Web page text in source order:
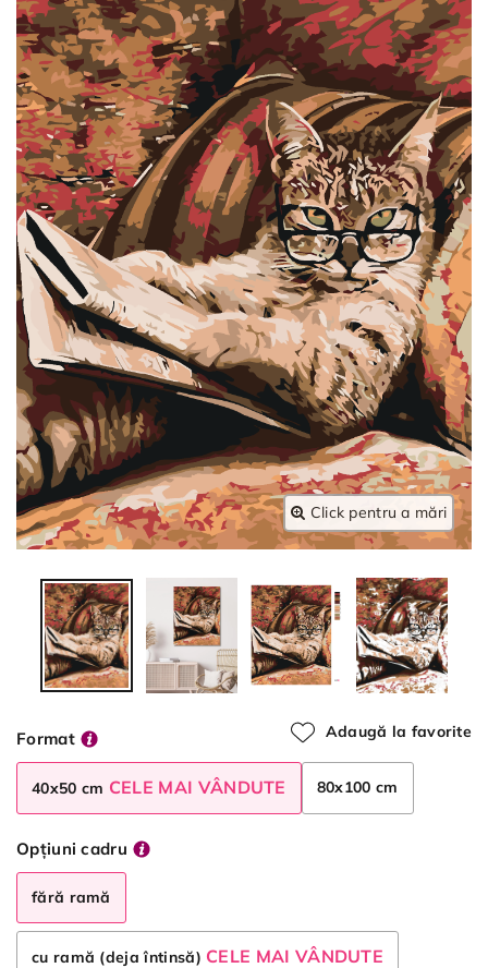
Click pentru a mări
Adaugă la favorite
Format
40x50 cm CELE MAI VÂNDUTE 80x100 cm
Opțiuni cadru
fără ramă
cu ramă (deja întinsă) CELE MAI VÂNDUTE